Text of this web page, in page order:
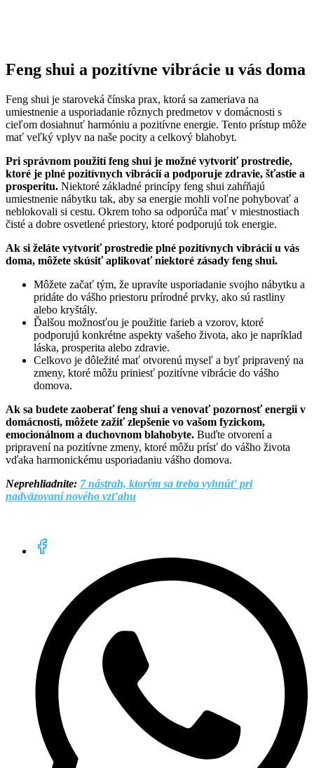
Feng shui a pozitívne vibrácie u vás doma
Feng shui je staroveká čínska prax, ktorá sa zameriava na
umiestnenie a usporiadanie rôznych predmetov v domácnosti s
cieľom dosiahnuť harmóniu a pozitívne energie. Tento prístup môže
mať veľký vplyv na naše pocity a celkový blahobyt.
Pri správnom použití feng shui je možné vytvoriť prostredie,
ktoré je plné pozitívnych vibrácií a podporuje zdravie, šťastie a
prosperitu. Niektoré základné princípy feng shui zahŕňajú
umiestnenie nábytku tak, aby sa energie mohli voľne pohybovať a
neblokovali si cestu. Okrem toho sa odporúča mať v miestnostiach
čisté a dobre osvetlené priestory, ktoré podporujú tok energie.
Ak si želáte vytvoriť prostredie plné pozitívnych vibrácií u vás
doma, môžete skúsiť aplikovať niektoré zásady feng shui.
Môžete začať tým, že upravíte usporiadanie svojho nábytku a
pridáte do vášho priestoru prírodné prvky, ako sú rastliny
alebo kryštály.
Ďalšou možnosťou je použitie farieb a vzorov, ktoré
podporujú konkrétne aspekty vašeho života, ako je napríklad
láska, prosperita alebo zdravie.
Celkovo je dôležité mať otvorenú myseľ a byť pripravený na
zmeny, ktoré môžu priniesť pozitívne vibrácie do vášho
domova.
Ak sa budete zaoberať feng shui a venovať pozornosť energii v
domácnosti, môžete zažiť zlepšenie vo vašom fyzickom,
emocionálnom a duchovnom blahobyte. Buďte otvorení a
pripravení na pozitívne zmeny, ktoré môžu prísť do vášho života
vďaka harmonickému usporiadaniu vášho domova.
Neprehliadnite: 7 nástrah, ktorým sa treba vyhnúť pri
nadväzovaní nového vzťahu